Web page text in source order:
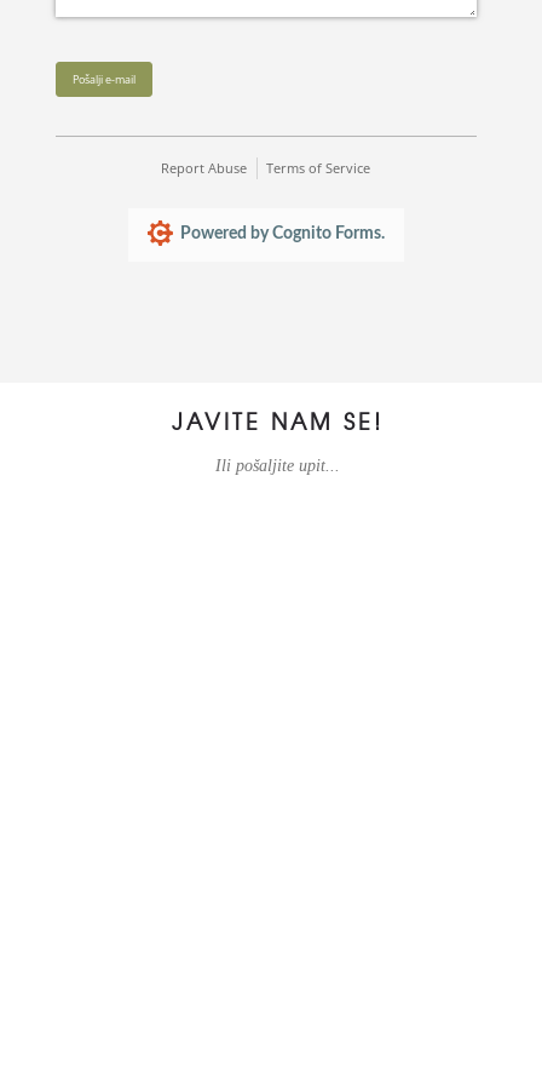
Pošalji e-mail
Report Abuse Terms of Service
Powered by Cognito Forms.
JAVITE NAM SE!
Ili pošaljite upit...